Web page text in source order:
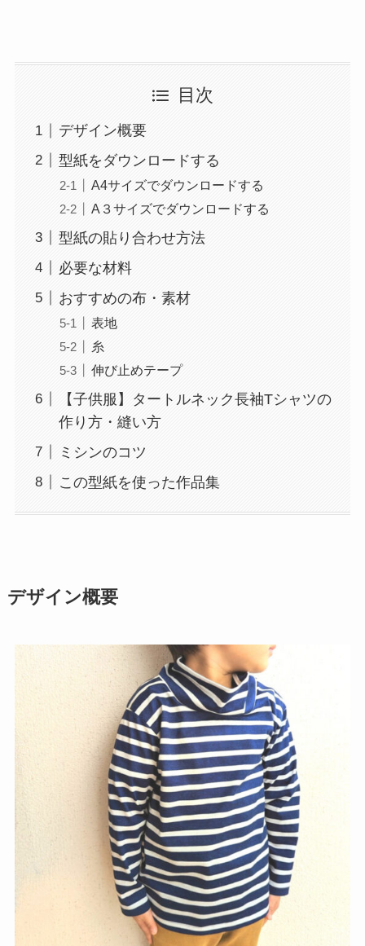
目次
デザイン概要
型紙をダウンロードする
A4サイズでダウンロードする
A３サイズでダウンロードする
型紙の貼り合わせ方法
必要な材料
おすすめの布・素材
表地
糸
伸び止めテープ
【子供服】タートルネック長袖Tシャツの
作り方・縫い方
ミシンのコツ
この型紙を使った作品集
デザイン概要